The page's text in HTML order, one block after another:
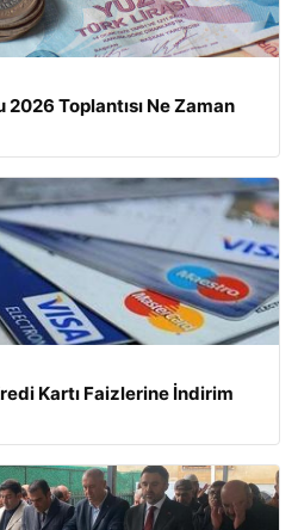
Toplantısı Ne Zaman
Kartı Faizlerine İndirim